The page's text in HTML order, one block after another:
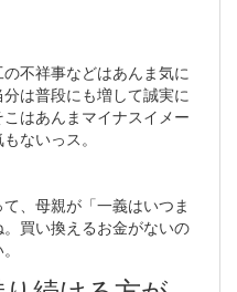
不祥事などはあんま気に
は普段にも増して誠実に
はあんまマイナスイメー
ないっス。
、母親が「一義はいつま
買い換えるお金がないの